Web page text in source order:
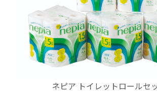
ネピア トイレットロールセ